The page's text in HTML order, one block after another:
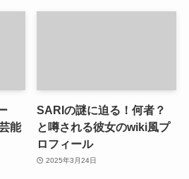
能
SARIの謎に迫る！何者？
と噂される彼女のwiki風プ
ロフィール
2025年3月24日